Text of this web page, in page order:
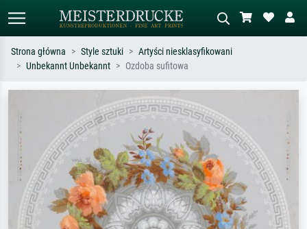
Szukaj wg artysty, tytułu lub stylu – np.
Monet, Gwiaździsta noc,
impresjonizm, fala Hokusaia, akt.
Opisz scenę – np. zielona łąka,
abstrakcja z czerwienią, ciemny olej,
stojący akt obok drzewa.
Strona główna Style sztuki
Artyści niesklasyfikowani
Unbekannt Unbekannt
Ozdoba sufitowa